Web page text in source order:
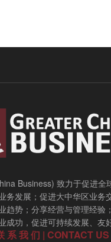
Business) 致力于促进全
务发展；促进大中华区业务
趋势；分享经营与管理经验
成功，促进可持续发展、友
系 我 们 | CONTACT US